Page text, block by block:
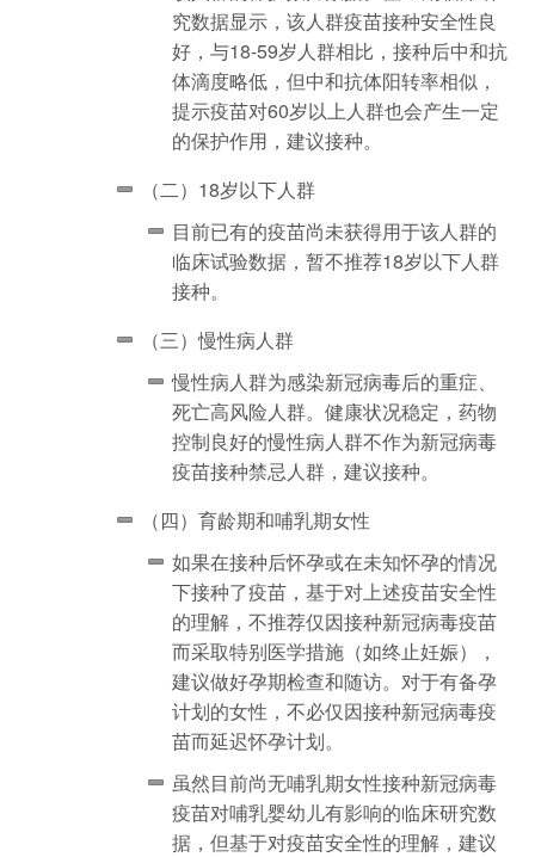
究数据显示，该人群疫苗接种安全性良
好，与18-59岁人群相比，接种后中和抗
体滴度略低，但中和抗体阳转率相似，
提示疫苗对60岁以上人群也会产生一定
的保护作用，建议接种。
（二）18岁以下人群
目前已有的疫苗尚未获得用于该人群的
临床试验数据，暂不推荐18岁以下人群
接种。
（三）慢性病人群
慢性病人群为感染新冠病毒后的重症、
死亡高风险人群。健康状况稳定，药物
控制良好的慢性病人群不作为新冠病毒
疫苗接种禁忌人群，建议接种。
（四）育龄期和哺乳期女性
如果在接种后怀孕或在未知怀孕的情况
下接种了疫苗，基于对上述疫苗安全性
的理解，不推荐仅因接种新冠病毒疫苗
而采取特别医学措施（如终止妊娠），
建议做好孕期检查和随访。对于有备孕
计划的女性，不必仅因接种新冠病毒疫
苗而延迟怀孕计划。
虽然目前尚无哺乳期女性接种新冠病毒
疫苗对哺乳婴幼儿有影响的临床研究数
据，但基于对疫苗安全性的理解，建议